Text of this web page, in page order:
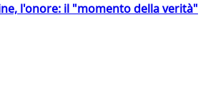
l'onore: il "momento della verità"